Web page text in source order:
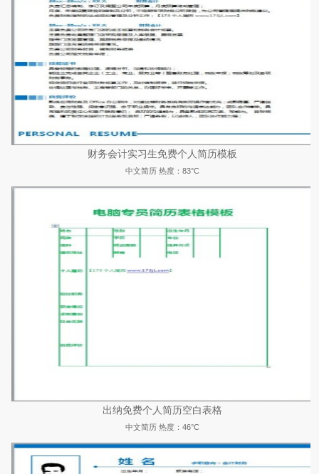
财务会计实习生免费个人简历模板
中文简历 热度：83°C
出纳免费个人简历空白表格
中文简历 热度：46°C